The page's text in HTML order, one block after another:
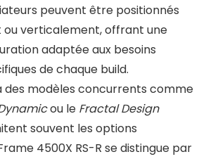
peuvent être positionnés
verticalement, offrant une
adaptée aux besoins
de chaque build.
modèles concurrents comme
ou le Fractal Design
souvent les options
4500X RS-R se distingue par